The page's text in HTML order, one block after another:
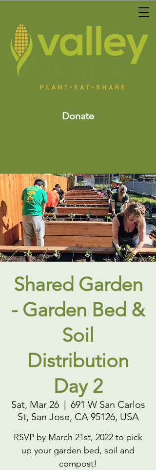
Donate
Shared Garden
- Garden Bed &
Soil
Distribution
Day 2
Sat, Mar 26
  |
691 W San Carlos
St, San Jose, CA 95126, USA
RSVP by March 21st, 2022 to pick
up your garden bed, soil and
compost!